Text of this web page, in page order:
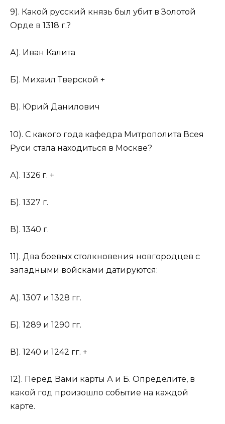
9). Какой русский князь был убит в Золотой
Орде в 1318 г.?
А). Иван Калита
Б). Михаил Тверской +
В). Юрий Данилович
10). С какого года кафедра Митрополита Всея
Руси стала находиться в Москве?
А). 1326 г. +
Б). 1327 г.
В). 1340 г.
11). Два боевых столкновения новгородцев с
западными войсками датируются:
А). 1307 и 1328 гг.
Б). 1289 и 1290 гг.
В). 1240 и 1242 гг. +
12). Перед Вами карты А и Б. Определите, в
какой год произошло событие на каждой
карте.